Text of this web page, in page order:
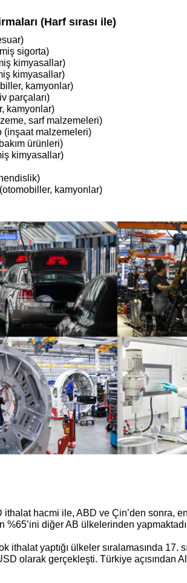
(Harf sırası ile)
sigorta)
kimyasallar)
kimyasallar)
kamyonlar)
parçaları)
kamyonlar)
sarf malzemeleri)
(inşaat malzemeleri)
ürünleri)
kimyasallar)
kamyonlar)
hacmi ile, ABD ve Çin’den sonra,
%65’ini diğer AB ülkelerinden
ithalat yaptığı ülkeler sıralamasında 17.
olarak gerçekleşti. Türkiye açısından